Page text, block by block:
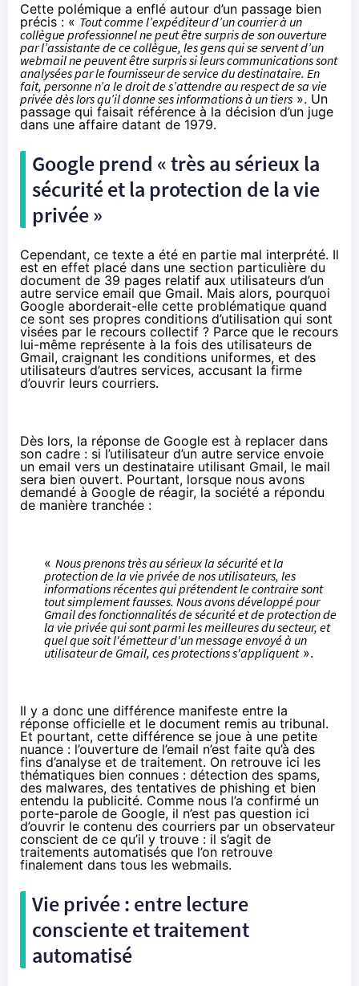
Cette polémique a enflé autour d’un passage bien
précis : « Tout comme l’expéditeur d’un courrier à un
collègue professionnel ne peut être surpris de son ouverture
par l’assistante de ce collègue, les gens qui se servent d’un
webmail ne peuvent être surpris si leurs communications sont
analysées par le fournisseur de service du destinataire. En
fait, personne n’a le droit de s’attendre au respect de sa vie
privée dès lors qu’il donne ses informations à un tiers ». Un
passage qui faisait référence à la décision d’un juge
dans une affaire datant de 1979.
Google prend « très au sérieux la
sécurité et la protection de la vie
privée »
Cependant, ce texte a été en partie mal interprété. Il
est en effet placé dans une section particulière du
document de 39 pages relatif aux utilisateurs d’un
autre service email que Gmail. Mais alors, pourquoi
Google aborderait-elle cette problématique quand
ce sont ses propres conditions d’utilisation qui sont
visées par le recours collectif ? Parce que le recours
lui-même représente à la fois des utilisateurs de
Gmail, craignant les conditions uniformes, et des
utilisateurs d’autres services, accusant la firme
d’ouvrir leurs courriers.
Dès lors, la réponse de Google est à replacer dans
son cadre : si l’utilisateur d’un autre service envoie
un email vers un destinataire utilisant Gmail, le mail
sera bien ouvert. Pourtant, lorsque nous avons
demandé à Google de réagir, la société a répondu
de manière tranchée :
« Nous prenons très au sérieux la sécurité et la
protection de la vie privée de nos utilisateurs, les
informations récentes qui prétendent le contraire sont
tout simplement fausses. Nous avons développé pour
Gmail des fonctionnalités de sécurité et de protection de
la vie privée qui sont parmi les meilleures du secteur, et
quel que soit l'émetteur d'un message envoyé à un
utilisateur de Gmail, ces protections s'appliquent».
Il y a donc une différence manifeste entre la
réponse officielle et le document remis au tribunal.
Et pourtant, cette différence se joue à une petite
nuance : l’ouverture de l’email n’est faite qu’à des
fins d’analyse et de traitement. On retrouve ici les
thématiques bien connues : détection des spams,
des malwares, des tentatives de phishing et bien
entendu la publicité. Comme nous l’a confirmé un
porte-parole de Google, il n’est pas question ici
d’ouvrir le contenu des courriers par un observateur
conscient de ce qu’il y trouve : il s’agit de
traitements automatisés que l’on retrouve
finalement dans tous les webmails.
Vie privée : entre lecture
consciente et traitement
automatisé